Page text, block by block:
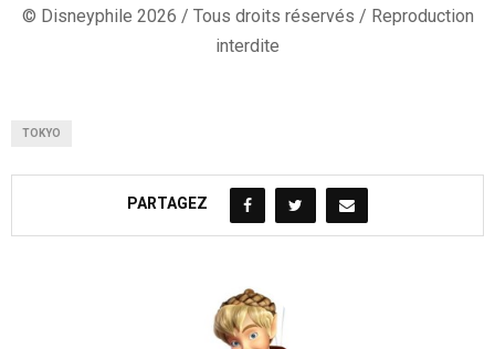
© Disneyphile 2026 / Tous droits réservés / Reproduction
interdite
TOKYO
PARTAGEZ